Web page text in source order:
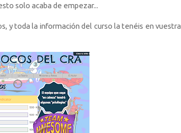
solo acaba de empezar...
y toda la información del curso la tenéis en vuestra